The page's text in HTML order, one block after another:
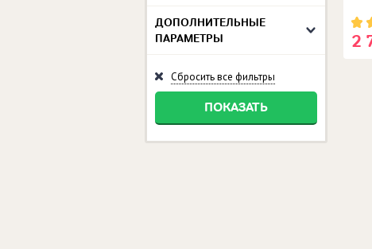
ДОПОЛНИТЕЛЬНЫЕ
ПАРАМЕТРЫ
Сбросить все фильтры
ПОКАЗАТЬ
2 430 руб. 2